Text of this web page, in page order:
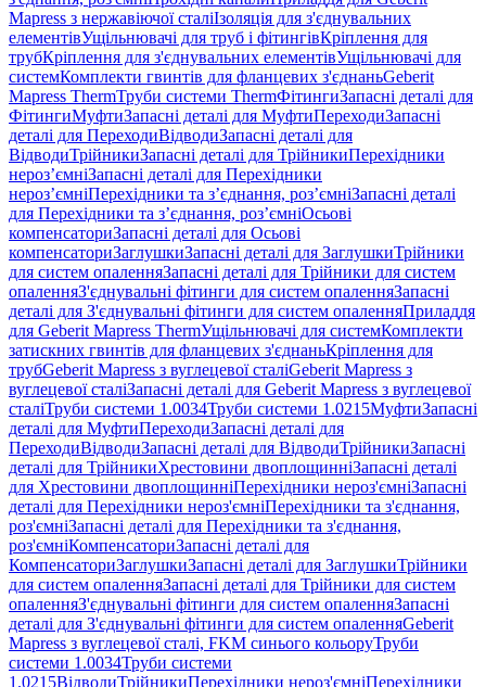
Mapress з нержавіючої сталіІзоляція для з'єднувальних
елементівУщільнювачі для труб і фітингівКріплення для
трубКріплення для з'єднувальних елементівУщільнювачі для
системКомплекти гвинтів для фланцевих з'єднаньGeberit
Mapress ThermТруби системи ThermФітингиЗапасні деталі для
ФітингиМуфтиЗапасні деталі для МуфтиПереходиЗапасні
деталі для ПереходиВідводиЗапасні деталі для
ВідводиТрійникиЗапасні деталі для ТрійникиПерехідники
нероз’ємніЗапасні деталі для Перехідники
нероз’ємніПерехідники та з’єднання, роз’ємніЗапасні деталі
для Перехідники та з’єднання, роз’ємніОсьові
компенсаториЗапасні деталі для Осьові
компенсаториЗаглушкиЗапасні деталі для ЗаглушкиТрійники
для систем опаленняЗапасні деталі для Трійники для систем
опаленняЗ'єднувальні фітинги для систем опаленняЗапасні
деталі для З'єднувальні фітинги для систем опаленняПриладдя
для Geberit Mapress ThermУщільнювачі для системКомплекти
затискних гвинтів для фланцевих з'єднаньКріплення для
трубGeberit Mapress з вуглецевої сталіGeberit Mapress з
вуглецевої сталіЗапасні деталі для Geberit Mapress з вуглецевої
сталіТруби системи 1.0034Труби системи 1.0215МуфтиЗапасні
деталі для МуфтиПереходиЗапасні деталі для
ПереходиВідводиЗапасні деталі для ВідводиТрійникиЗапасні
деталі для ТрійникиХрестовини двоплощинніЗапасні деталі
для Хрестовини двоплощинніПерехідники нероз'ємніЗапасні
деталі для Перехідники нероз'ємніПерехідники та з'єднання,
роз'ємніЗапасні деталі для Перехідники та з'єднання,
роз'ємніКомпенсаториЗапасні деталі для
КомпенсаториЗаглушкиЗапасні деталі для ЗаглушкиТрійники
для систем опаленняЗапасні деталі для Трійники для систем
опаленняЗ'єднувальні фітинги для систем опаленняЗапасні
деталі для З'єднувальні фітинги для систем опаленняGeberit
Mapress з вуглецевої сталі, FKM синього кольоруТруби
системи 1.0034Труби системи
1.0215ВідводиТрійникиПерехідники нероз'ємніПерехідники